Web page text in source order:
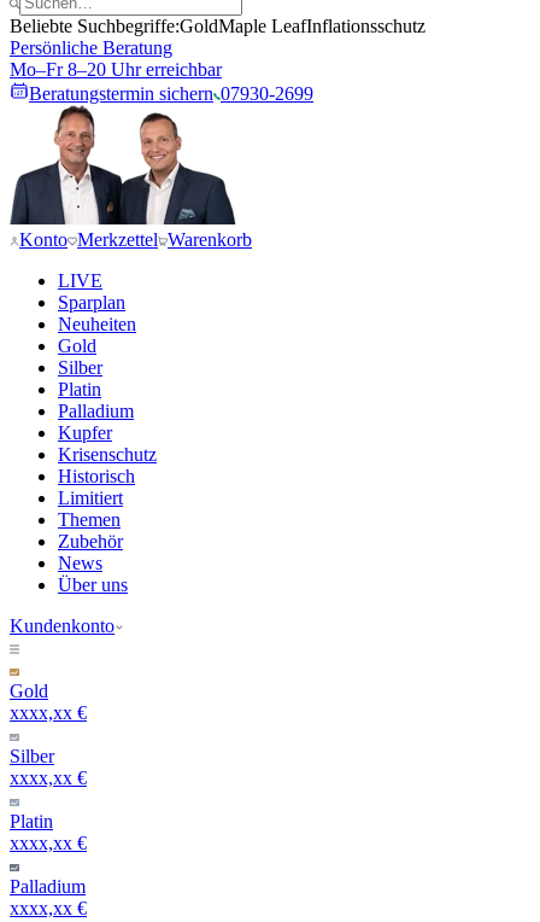
Beliebte Suchbegriffe:GoldMaple LeafInflationsschutz
Persönliche Beratung
Mo–Fr 8–20 Uhr erreichbar
Beratungstermin sichern 07930-2699
Konto Merkzettel Warenkorb
LIVE
Sparplan
Neuheiten
Gold
Silber
Platin
Palladium
Kupfer
Krisenschutz
Historisch
Limitiert
Themen
Zubehör
News
Über uns
Kundenkonto
Gold
xxxx,xx €
Silber
xxxx,xx €
Platin
xxxx,xx €
Palladium
xxxx,xx €